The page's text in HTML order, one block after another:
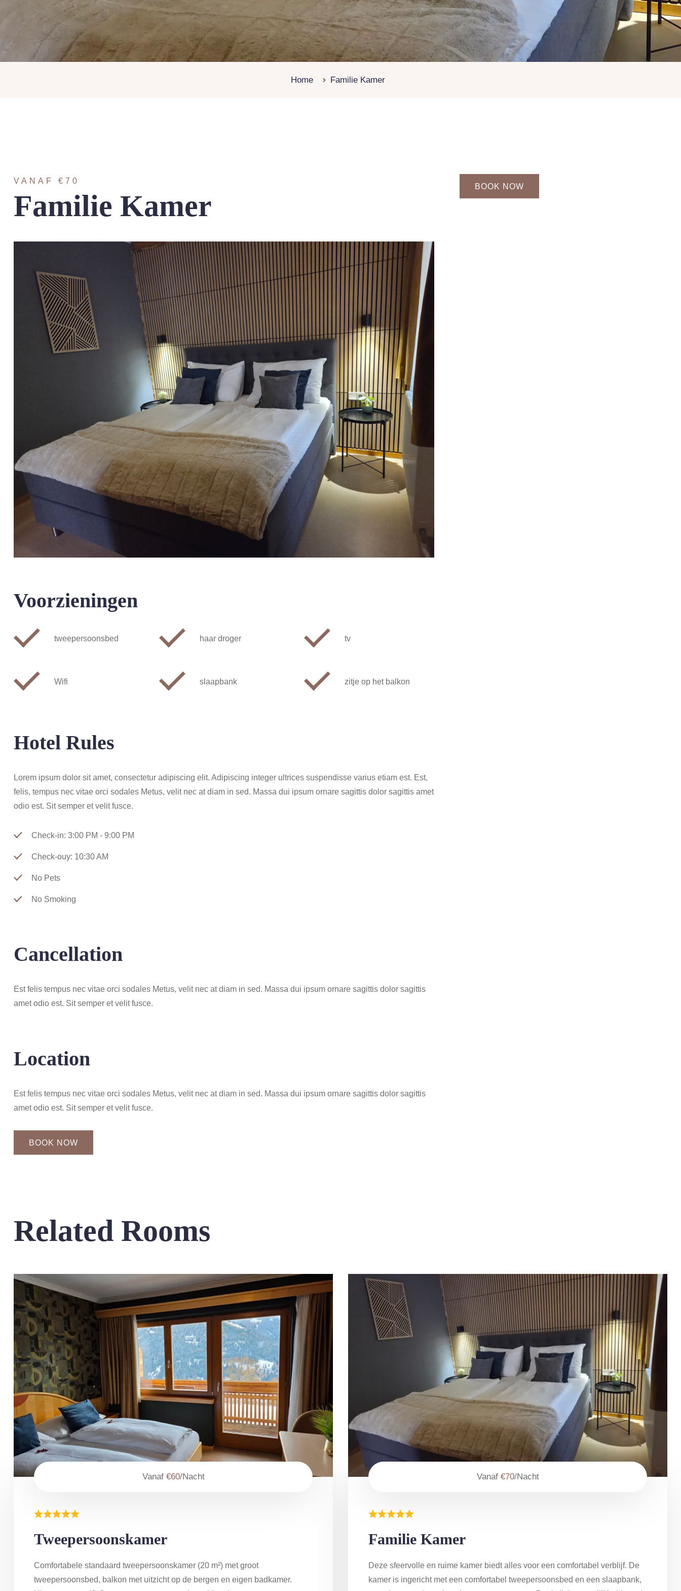
Home Familie Kamer
VANAF €70
Familie Kamer
Voorzieningen
tweepersoonsbed haar droger tv
Wifi slaapbank zitje op het balkon
Hotel Rules
Lorem ipsum dolor sit amet, consectetur adipiscing elit. Adipiscing integer ultrices suspendisse varius etiam est. Est,
felis, tempus nec vitae orci sodales Metus, velit nec at diam in sed. Massa dui ipsum ornare sagittis dolor sagittis amet
odio est. Sit semper et velit fusce.
Check-in: 3:00 PM - 9:00 PM
Check-ouy: 10:30 AM
No Pets
No Smoking
Cancellation
Est felis tempus nec vitae orci sodales Metus, velit nec at diam in sed. Massa dui ipsum ornare sagittis dolor sagittis
amet odio est. Sit semper et velit fusce.
Location
Est felis tempus nec vitae orci sodales Metus, velit nec at diam in sed. Massa dui ipsum ornare sagittis dolor sagittis
amet odio est. Sit semper et velit fusce.
BOOK NOW
BOOK NOW
Related Rooms
Vanaf €60/Nacht
Tweepersoonskamer
Comfortabele standaard tweepersoonskamer (20 m²) met groot
tweepersoonsbed, balkon met uitzicht op de bergen en eigen badkamer.
Vanaf €70/Nacht
Familie Kamer
Deze sfeervolle en ruime kamer biedt alles voor een comfortabel verblijf. De
kamer is ingericht met een comfortabel tweepersoonsbed en een slaapbank,